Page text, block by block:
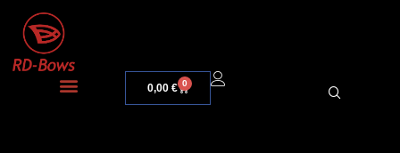
0,00 € 0